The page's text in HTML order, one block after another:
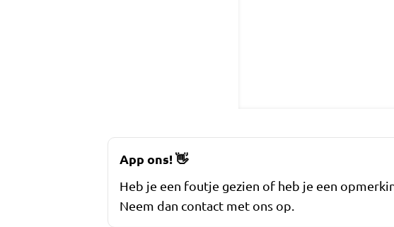
App ons!👋
Heb je een foutje gezien of heb je een
Neem dan contact met ons op.